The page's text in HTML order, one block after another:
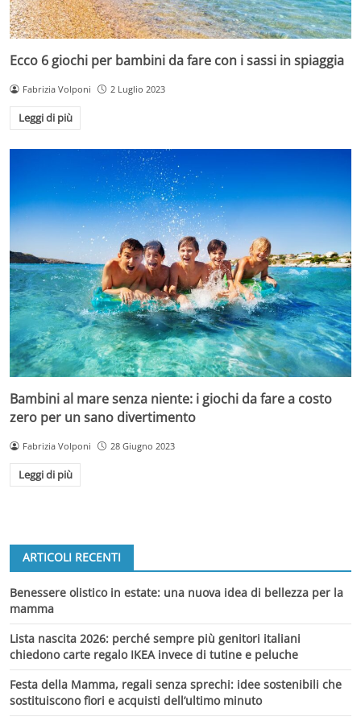
Ecco 6 giochi per bambini da fare con i sassi in spiaggia
Fabrizia Volponi 2 Luglio 2023
Leggi di più
Bambini al mare senza niente: i giochi da fare a costo
zero per un sano divertimento
Fabrizia Volponi 28 Giugno 2023
Leggi di più
ARTICOLI RECENTI
Benessere olistico in estate: una nuova idea di bellezza per la
mamma
Lista nascita 2026: perché sempre più genitori italiani
chiedono carte regalo IKEA invece di tutine e peluche
Festa della Mamma, regali senza sprechi: idee sostenibili che
sostituiscono fiori e acquisti dell’ultimo minuto